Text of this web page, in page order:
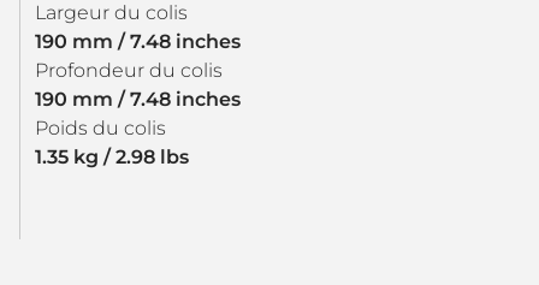
Largeur du colis
190 mm / 7.48 inches
Profondeur du colis
190 mm / 7.48 inches
Poids du colis
1.35 kg / 2.98 lbs